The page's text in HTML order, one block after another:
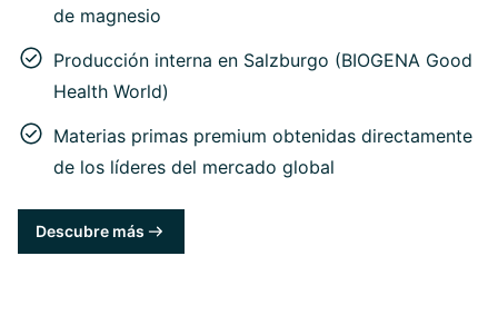
de magnesio
Producción interna en Salzburgo (BIOGENA Good
Health World)
Materias primas premium obtenidas directamente
de los líderes del mercado global
Descubre más